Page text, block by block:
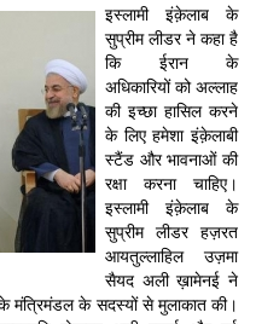
इस्लामी इंक़ेलाब के
सुप्रीम लीडर ने कहा है
कि ईरान के
अधिकारियों को अल्लाह
की इच्छा हासिल करने
के लिए हमेशा इंक़ेलाबी
स्टैंड और भावनाओं की
रक्षा करना चाहिए।
इस्लामी इंक़ेलाब के
सुप्रीम लीडर हज़रत
आयतुल्लाहिल उज़मा
सैयद अली ख़ामेनई ने
मंत्रिमंडल के सदस्यों से मुलाकात की।